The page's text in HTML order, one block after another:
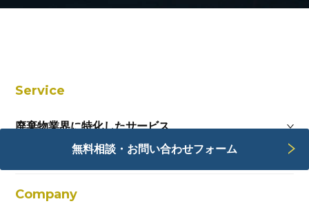
無料相談・お問い合わせフォーム
Service
廃棄物業界に特化したサービス
Webサービス
Company